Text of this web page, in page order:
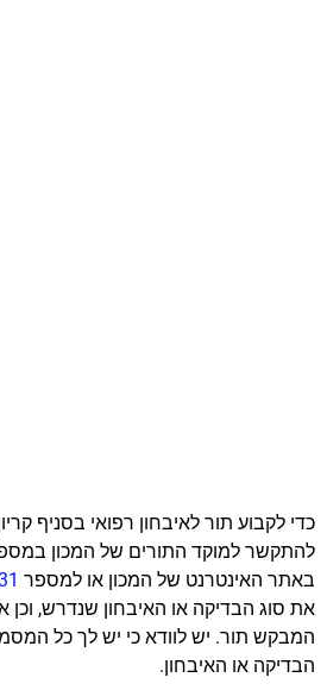
כדי לקבוע תור לאיבחון רפואי בסניף
להתקשר למוקד התורים של המכון
באתר האינטרנט של המכון או למספר
את סוג הבדיקה או האיבחון שנדרש,
המבקש תור. יש לוודא כי יש לך כל
הבדיקה או האיבחון.